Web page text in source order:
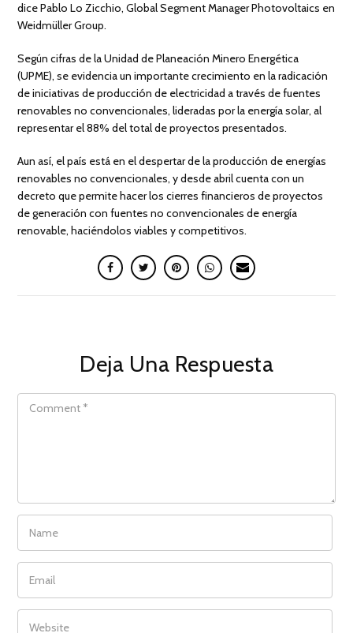
dice Pablo Lo Zicchio, Global Segment Manager Photovoltaics en
Weidmüller Group.
Según cifras de la Unidad de Planeación Minero Energética
(UPME), se evidencia un importante crecimiento en la radicación
de iniciativas de producción de electricidad a través de fuentes
renovables no convencionales, lideradas por la energía solar, al
representar el 88% del total de proyectos presentados.
Aun así, el país está en el despertar de la producción de energías
renovables no convencionales, y desde abril cuenta con un
decreto que permite hacer los cierres financieros de proyectos
de generación con fuentes no convencionales de energía
renovable, haciéndolos viables y competitivos.
Deja Una Respuesta
COMMENT
NAME
EMAIL
WEBSITE